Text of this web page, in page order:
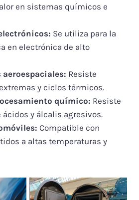
en sistemas químicos e
Se utiliza para la
en electrónica de alto
aeroespaciales: Resiste
y ciclos térmicos.
químico: Resiste
ácidos y álcalis agresivos.
Compatible con
a altas temperaturas y